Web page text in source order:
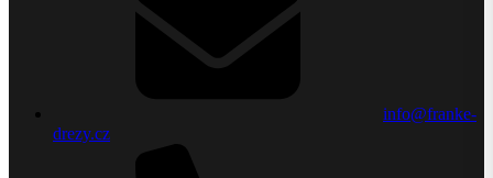
info@franke-
drezy.cz